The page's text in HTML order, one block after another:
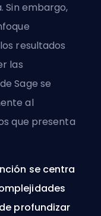
Sin embargo,
resultados
las
Sage se
al
que presenta
se centra
profundizar